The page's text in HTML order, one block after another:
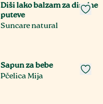
Diši lako balzam za disajne
puteve
Suncare natural
Sapun za bebe
Pčelica Mija